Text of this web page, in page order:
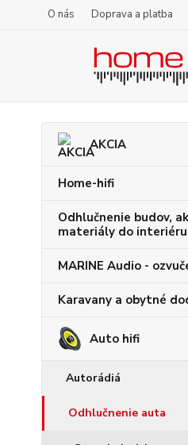
O nás Doprava a platba
AKCIA
Home-hifi
Odhlučnenie budov,
materiály do interiéru
MARINE Audio -
Karavany a obytné
Auto hifi
Autorádiá
Odhlučnenie auta